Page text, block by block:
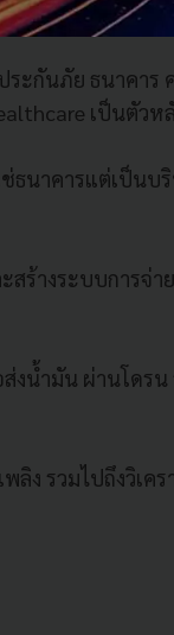
ะกันภัย ธนาคาร
เป็นตัวห
ธนาคารแต่เป็นบ
ร้างระบบการจ่า
งน้ำมัน ผ่านโดรน
ลิง รวมไปถึงวิเค